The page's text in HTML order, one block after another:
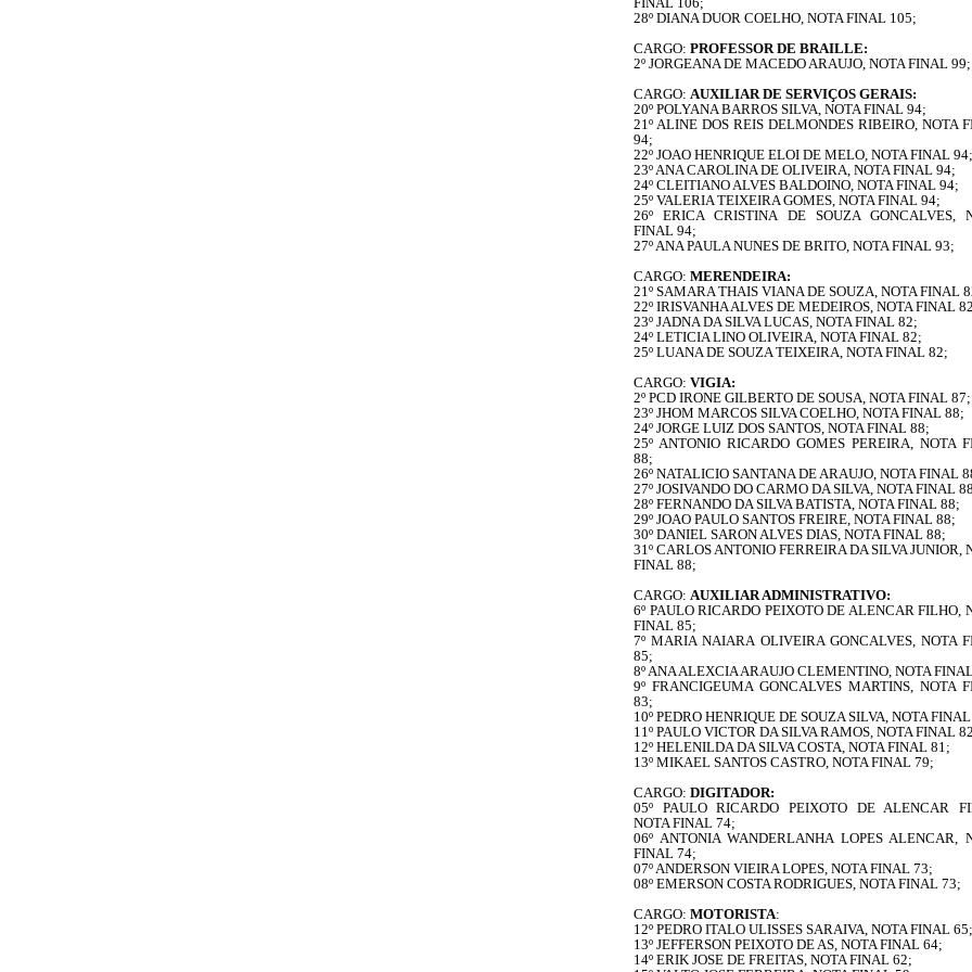
28º DIANA DUOR COELHO, NOTA FINAL 105;
CARGO: PROFESSOR DE BRAILLE:
2º JORGEANA DE MACEDO ARAUJO, NOTA FINAL 99;
CARGO: AUXILIAR DE SERVIÇOS GERAIS:
20º POLYANA BARROS SILVA, NOTA FINAL 94;
21º ALINE DOS REIS DELMONDES RIBEIRO, NOTA
94;
22º JOAO HENRIQUE ELOI DE MELO, NOTA FINAL 94;
23º ANA CAROLINA DE OLIVEIRA, NOTA FINAL 94;
24º CLEITIANO ALVES BALDOINO, NOTA FINAL 94;
25º VALERIA TEIXEIRA GOMES, NOTA FINAL 94;
26º ERICA CRISTINA DE SOUZA GONCALVES,
FINAL 94;
27º ANA PAULA NUNES DE BRITO, NOTA FINAL 93;
CARGO: MERENDEIRA:
21º SAMARA THAIS VIANA DE SOUZA, NOTA FINAL
22º IRISVANHA ALVES DE MEDEIROS, NOTA FINAL
23º JADNA DA SILVA LUCAS, NOTA FINAL 82;
24º LETICIA LINO OLIVEIRA, NOTA FINAL 82;
25º LUANA DE SOUZA TEIXEIRA, NOTA FINAL 82;
CARGO: VIGIA:
2º PCD IRONE GILBERTO DE SOUSA, NOTA FINAL 87;
23º JHOM MARCOS SILVA COELHO, NOTA FINAL 88;
24º JORGE LUIZ DOS SANTOS, NOTA FINAL 88;
25º ANTONIO RICARDO GOMES PEREIRA, NOTA
88;
26º NATALICIO SANTANA DE ARAUJO, NOTA FINAL
27º JOSIVANDO DO CARMO DA SILVA, NOTA FINAL
28º FERNANDO DA SILVA BATISTA, NOTA FINAL 88;
29º JOAO PAULO SANTOS FREIRE, NOTA FINAL 88;
30º DANIEL SARON ALVES DIAS, NOTA FINAL 88;
31º CARLOS ANTONIO FERREIRA DA SILVA JUNIOR,
FINAL 88;
CARGO: AUXILIAR ADMINISTRATIVO:
6º PAULO RICARDO PEIXOTO DE ALENCAR FILHO,
FINAL 85;
7º MARIA NAIARA OLIVEIRA GONCALVES, NOTA
85;
8º ANA ALEXCIA ARAUJO CLEMENTINO, NOTA
9º FRANCIGEUMA GONCALVES MARTINS, NOTA
83;
10º PEDRO HENRIQUE DE SOUZA SILVA, NOTA
11º PAULO VICTOR DA SILVA RAMOS, NOTA FINAL
12º HELENILDA DA SILVA COSTA, NOTA FINAL 81;
13º MIKAEL SANTOS CASTRO, NOTA FINAL 79;
CARGO: DIGITADOR:
05º PAULO RICARDO PEIXOTO DE ALENCAR
NOTA FINAL 74;
06º ANTONIA WANDERLANHA LOPES ALENCAR,
FINAL 74;
07º ANDERSON VIEIRA LOPES, NOTA FINAL 73;
08º EMERSON COSTA RODRIGUES, NOTA FINAL 73;
CARGO: MOTORISTA:
12º PEDRO ITALO ULISSES SARAIVA, NOTA FINAL 65;
13º JEFFERSON PEIXOTO DE AS, NOTA FINAL 64;
14º ERIK JOSE DE FREITAS, NOTA FINAL 62;